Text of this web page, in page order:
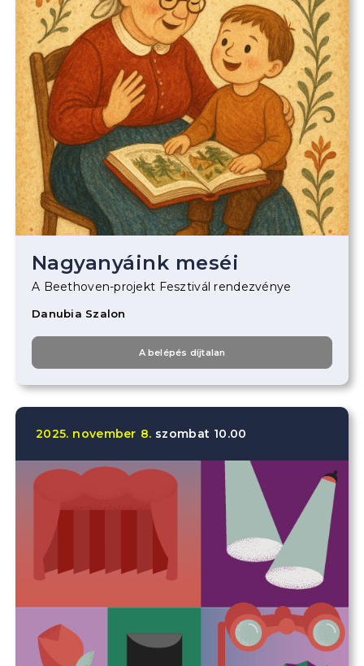
Nagyanyáink meséi
A Beethoven-projekt Fesztivál rendezvénye
Danubia Szalon
A belépés díjtalan
2025. november 8. szombat 10.00